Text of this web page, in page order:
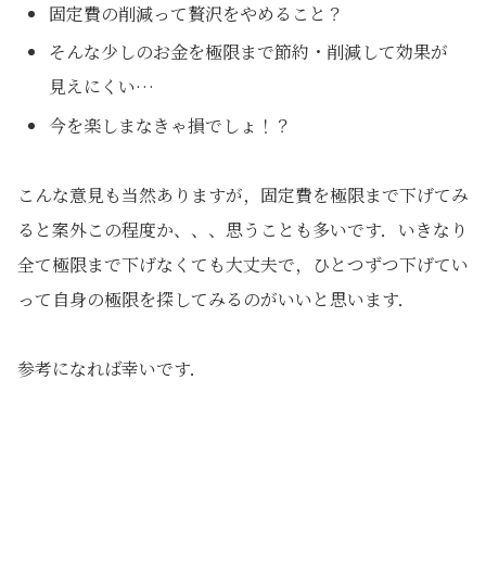
固定費の削減って贅沢をやめること？
そんな少しのお金を極限まで節約・削減して効果が
見えにくい…
今を楽しまなきゃ損でしょ！？
こんな意見も当然ありますが，固定費を極限まで下げてみ
ると案外この程度か、、、思うことも多いです．いきなり
全て極限まで下げなくても大丈夫で，ひとつずつ下げてい
って自身の極限を探してみるのがいいと思います．
参考になれば幸いです．